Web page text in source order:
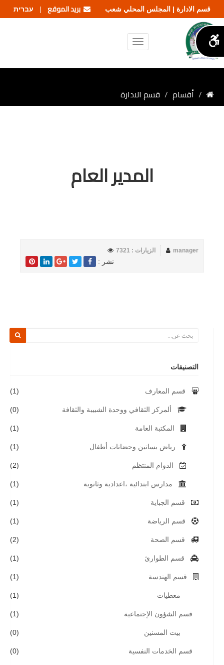
بريد الموقع | עברית قسم الادارة | المجلس المحلي شعب
أقسام قسم الادارة
المدير العام
manager الزيارات : 7321
نشر :
التصنيفات
قسم المعارف (1)
ألمركز الثقافي ووحدة الشبيبة والثقافة (0)
المكتبة العامة (1)
رياض بساتين وحضانات أطفال (1)
الدوام المنتظم (2)
مدارس ابتدائية ،اعدادية وثانوية (1)
قسم الجباية (1)
قسم الرياضة (1)
قسم الصحة (2)
قسم الطوارئ (1)
قسم الهندسة (1)
معطيات (1)
قسم الشؤون الإجتماعية (1)
بيت المسنين (0)
قسم الخدمات النفسية (0)